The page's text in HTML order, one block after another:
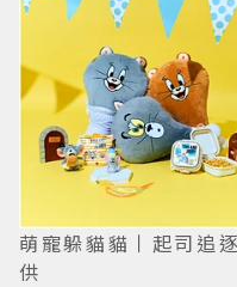
萌寵躲貓貓丨起司追
供